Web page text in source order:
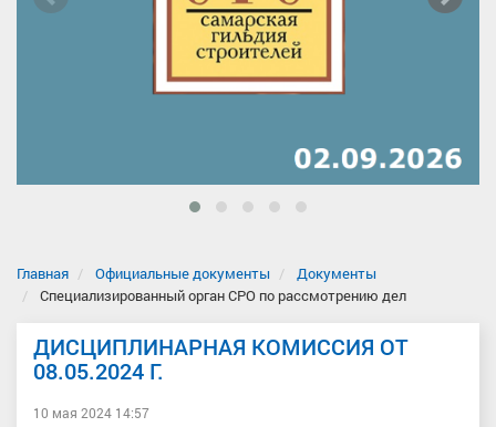
Главная Официальные документы
Документы
Специализированный орган СРО по рассмотрению дел
ДИСЦИПЛИНАРНАЯ КОМИССИЯ ОТ
08.05.2024 Г.
10 мая 2024 14:57